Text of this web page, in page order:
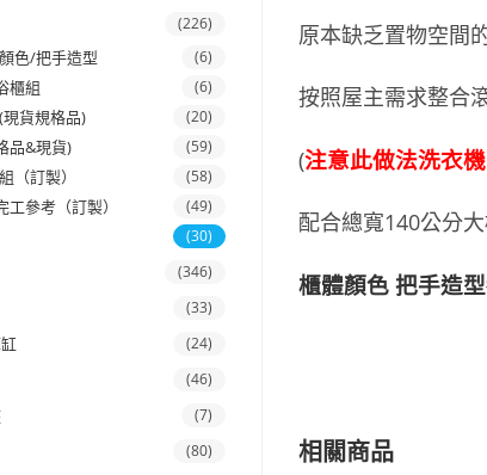
原本缺乏置物空間
按照屋主需求整合
(注意此做法洗衣
配合總寬140公分
櫃體顏色 把手造
相關商品
(226)
色/把手造型 (6)
櫃組 (6)
貨規格品) (20)
品&現貨) (59)
（訂製） (58)
參考（訂製） (49)
(30)
(346)
(33)
(24)
(46)
(7)
(80)